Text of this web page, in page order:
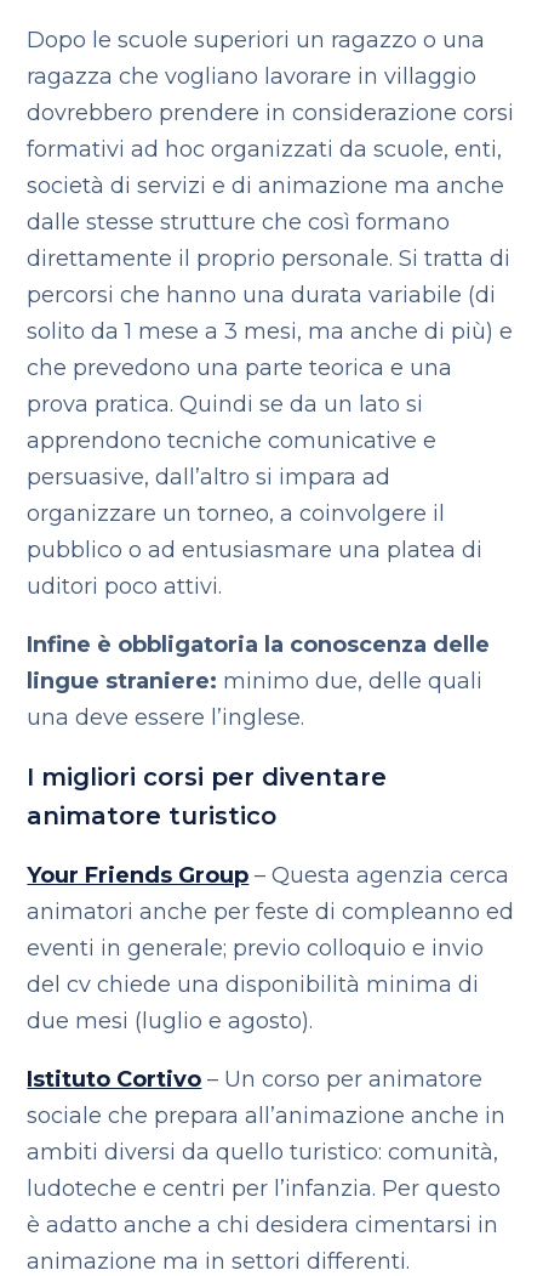
Dopo le scuole superiori un ragazzo o una
ragazza che vogliano lavorare in villaggio
dovrebbero prendere in considerazione corsi
formativi ad hoc organizzati da scuole, enti,
società di servizi e di animazione ma anche
dalle stesse strutture che così formano
direttamente il proprio personale. Si tratta di
percorsi che hanno una durata variabile (di
solito da 1 mese a 3 mesi, ma anche di più) e
che prevedono una parte teorica e una
prova pratica. Quindi se da un lato si
apprendono tecniche comunicative e
persuasive, dall’altro si impara ad
organizzare un torneo, a coinvolgere il
pubblico o ad entusiasmare una platea di
uditori poco attivi.
Infine è obbligatoria la conoscenza delle
lingue straniere: minimo due, delle quali
una deve essere l’inglese.
I migliori corsi per diventare
animatore turistico
Your Friends Group – Questa agenzia cerca
animatori anche per feste di compleanno ed
eventi in generale; previo colloquio e invio
del cv chiede una disponibilità minima di
due mesi (luglio e agosto).
Istituto Cortivo – Un corso per animatore
sociale che prepara all’animazione anche in
ambiti diversi da quello turistico: comunità,
ludoteche e centri per l’infanzia. Per questo
è adatto anche a chi desidera cimentarsi in
animazione ma in settori differenti.